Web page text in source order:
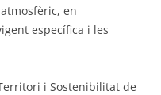
en
específica i les
i Sostenibilitat de